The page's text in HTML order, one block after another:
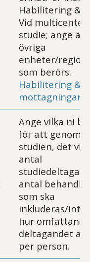
Habilitering &
Vid multicenter-
studie; ange
övriga
enheter/
som berörs.
Habilitering &
mottagningar
Ange vilka ni
för att
studien, det vill
antal
antal
som ska
inkluderas/
hur omfattande
deltagandet är
per person.